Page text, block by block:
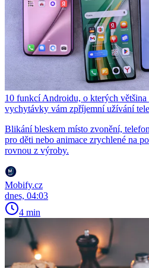
10 funkcí Androidu, o kterých
vychytávky vám zpříjemní užívání
Blikání bleskem místo zvonění,
pro děti nebo animace zrychlené na
rovnou z výroby.
Mobify.cz
dnes, 04:03
4 min